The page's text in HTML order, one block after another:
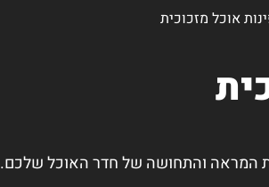
אוכל מזכוכית
את המראה והתחושה של חדר האוכל שלכם.